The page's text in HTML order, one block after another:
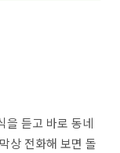
을 듣고 바로 동네
상 전화해 보면 돌